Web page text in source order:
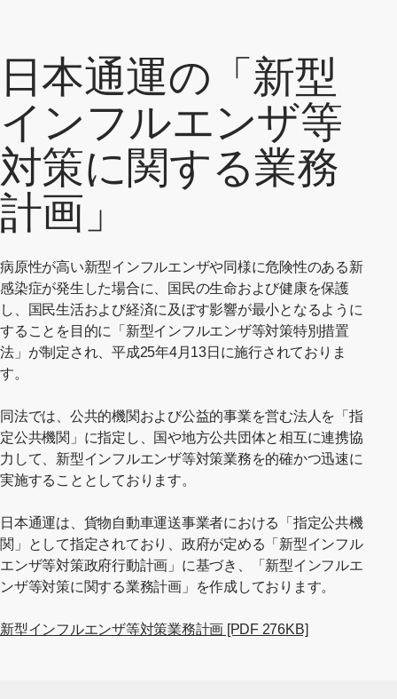
日本通運の「新型
インフルエンザ等
対策に関する業務
計画」
病原性が高い新型インフルエンザや同様に危険性のある新
感染症が発生した場合に、国民の生命および健康を保護
し、国民生活および経済に及ぼす影響が最小となるように
することを目的に「新型インフルエンザ等対策特別措置
法」が制定され、平成25年4月13日に施行されておりま
す。
同法では、公共的機関および公益的事業を営む法人を「指
定公共機関」に指定し、国や地方公共団体と相互に連携協
力して、新型インフルエンザ等対策業務を的確かつ迅速に
実施することとしております。
日本通運は、貨物自動車運送事業者における「指定公共機
関」として指定されており、政府が定める「新型インフル
エンザ等対策政府行動計画」に基づき、「新型インフルエ
ンザ等対策に関する業務計画」を作成しております。
新型インフルエンザ等対策業務計画 [PDF 276KB]